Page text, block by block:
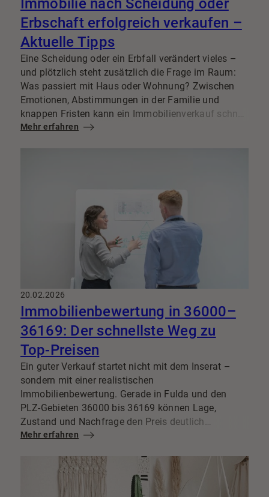
Immobilie nach Scheidung oder
Erbschaft erfolgreich verkaufen –
Aktuelle Tipps
Eine Scheidung oder ein Erbfall verändert vieles –
und plötzlich steht zusätzlich die Frage im Raum:
Was passiert mit Haus oder Wohnung? Zwischen
Emotionen, Abstimmungen in der Familie und
knappen Fristen kann ein Immobilienverkauf schnell
zur Belastung werden. Mit einem klaren Plan lassen
Mehr erfahren
20.02.2026
Immobilienbewertung in 36000–
36169: Der schnellste Weg zu
Top-Preisen
Ein guter Verkauf startet nicht mit dem Inserat –
sondern mit einer realistischen
Immobilienbewertung. Gerade in Fulda und den
PLZ-Gebieten 36000 bis 36169 können Lage,
Zustand und Nachfrage den Preis deutlich
beeinflussen. Wer hier zu hoch ansetzt, riskiert
potenziellen Erlös. Die beste Lösung: ein Marktwert,
der sauber begründet ist und sich in der Praxis
vermarkten lässt.
Mehr erfahren